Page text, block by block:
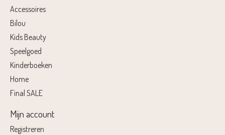
Accessoires
Bilou
Kids Beauty
Speelgoed
Kinderboeken
Home
Final SALE
Mijn account
Registreren